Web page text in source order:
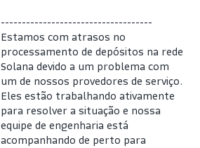
------------------------------------
Estamos com atrasos no
processamento de depósitos na rede
Solana devido a um problema com
um de nossos provedores de serviço.
Eles estão trabalhando ativamente
para resolver a situação e nossa
equipe de engenharia está
acompanhando de perto para